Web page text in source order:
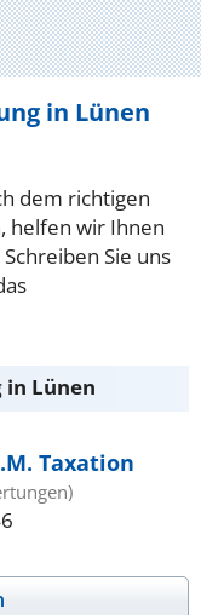
in Lünen
dem richtigen
helfen wir Ihnen
Sie uns
Lünen
Taxation